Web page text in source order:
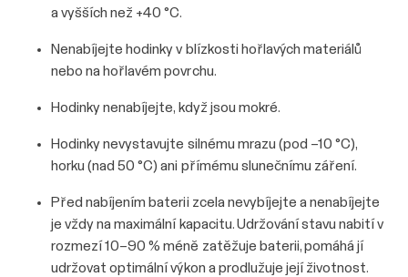
a vyšších než +40 °C.
Nenabíjejte hodinky v blízkosti hořlavých materiálů
nebo na hořlavém povrchu.
Hodinky nenabíjejte, když jsou mokré.
Hodinky nevystavujte silnému mrazu (pod –10 °C),
horku (nad 50 °C) ani přímému slunečnímu záření.
Před nabíjením baterii zcela nevybíjejte a nenabíjejte
je vždy na maximální kapacitu. Udržování stavu nabití v
rozmezí 10–90 % méně zatěžuje baterii, pomáhá jí
udržovat optimální výkon a prodlužuje její životnost.